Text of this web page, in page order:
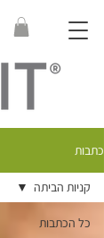
כתבות
כל הכתבות
קניות הביתה